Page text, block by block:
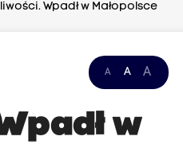
Wpadł w Małopolsce
A A A
w